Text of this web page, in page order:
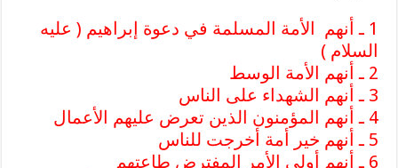
1 ـ أنهم الأمة المسلمة في دعوة إبراهيم ( عليه
السلام )
2 ـ أنهم الأمة الوسط
3 ـ أنهم الشهداء على الناس
4 ـ أنهم المؤمنون الذين تعرض عليهم الأعمال
5 ـ أنهم خير أمة أخرجت للناس
6 ـ أنهم أولي الأمر المفترض طاعتهم